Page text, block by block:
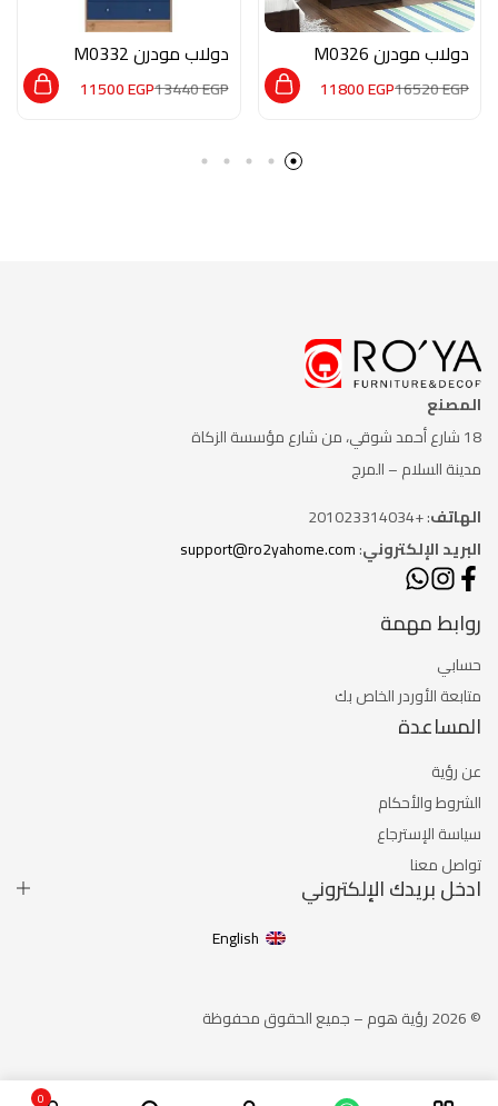
دولاب مودرن M0326
16520EGP
11800EGP
دولاب مودرن M0332
13440EGP
11500EGP
المصنع
18 شارع أحمد شوقي، من شارع
مؤسسة الزكاة
مدينة السلام – المرج
الهاتف: +201023314034
البريد الإلكتروني:
support@ro2yahome.com
روابط مهمة
حسابي
متابعة الأوردر الخاص بك
المساعدة
عن رؤية
الشروط والأحكام
سياسة الإسترجاع
تواصل معنا
ادخل بريدك الإلكتروني
English
© 2026 رؤية هوم – جميع الحقوق محفوظة
0